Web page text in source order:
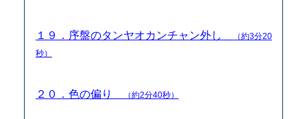
１９．序盤のタンヤオカンチャン外し
（約3分20
秒）
２０．色の偏り （約2分40秒）